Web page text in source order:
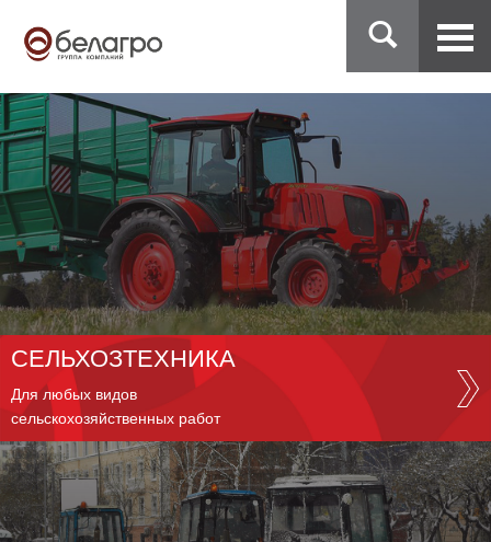
СЕЛЬХОЗТЕХНИКА
Для любых видов
сельскохозяйственных работ